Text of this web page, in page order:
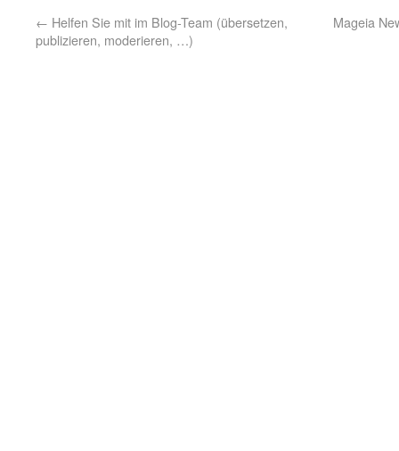
← Helfen Sie mit im Blog-Team (übersetzen,
publizieren, moderieren, …)
Mageia